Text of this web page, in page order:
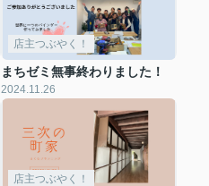
店主つぶやく！
まちゼミ無事終わりました！
2024.11.26
店主つぶやく！